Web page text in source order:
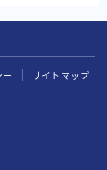
ー サイトマップ